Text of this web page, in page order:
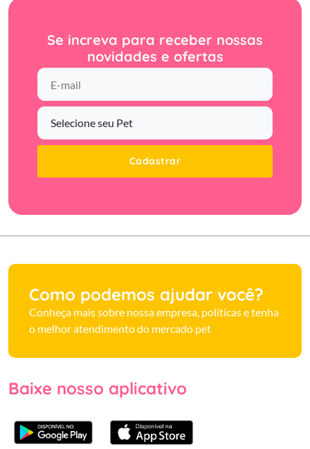
Se increva para receber nossas
novidades e ofertas
Cadastrar
Como podemos ajudar você?
Conheça mais sobre nossa empresa, políticas e tenha
o melhor atendimento do mercado pet
Baixe nosso aplicativo